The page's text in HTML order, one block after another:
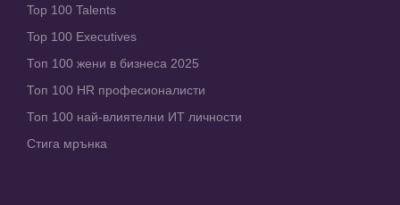
Top 100 Talents
Top 100 Executives
Топ 100 жени в бизнеса 2025
Топ 100 HR професионалисти
Топ 100 най-влиятелни ИТ личности
Стига мрънка